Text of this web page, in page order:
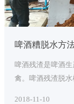
啤酒糟脱水方
啤酒残渣是啤酒
禽。啤酒残渣脱
2018-11-10